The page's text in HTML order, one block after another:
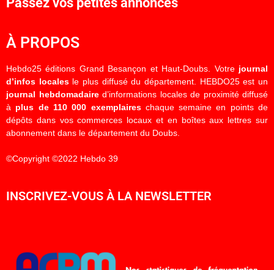
À PROPOS
Hebdo25 éditions Grand Besançon et Haut-Doubs. Votre journal
d’infos localesle plus diffusé du département. HEBDO25 est un
journal hebdomadaired’informations locales de proximité diffusé
à plus de 110 000 exemplaireschaque semaine en points de
dépôts dans vos commerces locaux et en boîtes aux lettres sur
abonnement dans le département du Doubs.
©Copyright ©2022 Hebdo 39
INSCRIVEZ-VOUS À LA NEWSLETTER